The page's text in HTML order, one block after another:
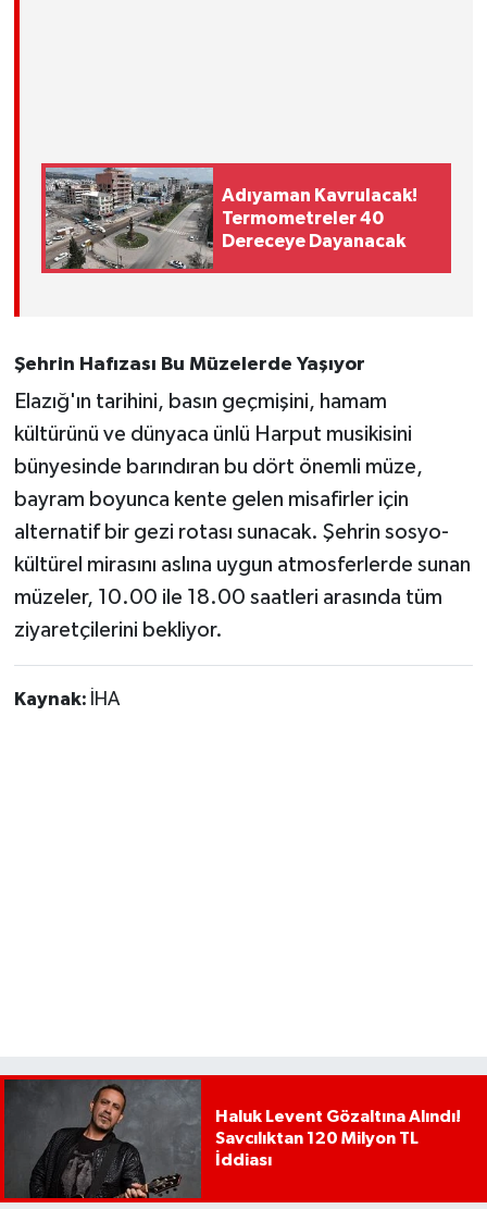
Adıyaman Kavrulacak!
Termometreler 40
Dereceye Dayanacak
Şehrin Hafızası Bu Müzelerde Yaşıyor
Elazığ'ın tarihini, basın geçmişini, hamam
kültürünü ve dünyaca ünlü Harput musikisini
bünyesinde barındıran bu dört önemli müze,
bayram boyunca kente gelen misafirler için
alternatif bir gezi rotası sunacak. Şehrin sosyo-
kültürel mirasını aslına uygun atmosferlerde sunan
müzeler, 10.00 ile 18.00 saatleri arasında tüm
ziyaretçilerini bekliyor.
Kaynak: İHA
Haluk Levent Gözaltına Alındı!
Savcılıktan 120 Milyon TL
İddiası